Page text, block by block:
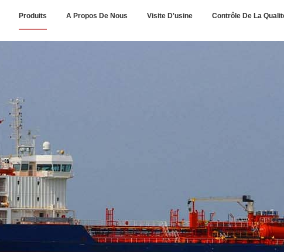
Produits A Propos De Nous Visite D'usine Contrôle De La